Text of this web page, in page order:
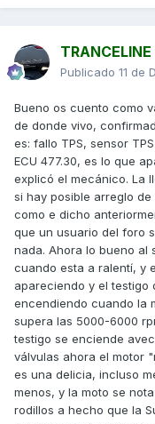
TRANCELINE
Publicado 11 de
Bueno os cuento como
de donde vivo,
es: fallo TPS, sensor
ECU 477.30, es lo que
explicó el mecánico. La
si hay posible arreglo
como e dicho
que un usuario del foro
nada. Ahora lo bueno al
cuando esta a ralentí, y
apareciendo y el testigo
encendiendo cuando la
supera las 5000-6000
testigo se enciende
válvulas ahora el motor
es una delicia, incluso
menos, y la moto se
rodillos a hecho que la